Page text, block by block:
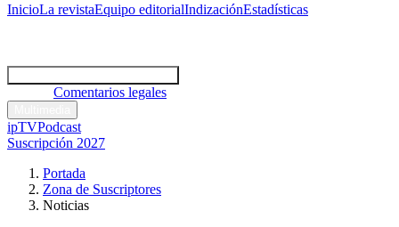
InicioLa revistaEquipo editorialIndizaciónEstadísticas
Comentarios legales
ipTVPodcast
Suscripción 2027
Portada
Zona de Suscriptores
Noticias